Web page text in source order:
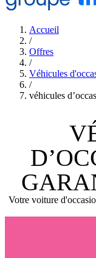
Accueil
/
Offres
/
Véhicules
/
véhicules
Votre voiture